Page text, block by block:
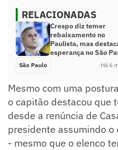
RELACIONADAS
Crespo diz temer
rebaixamento no
Paulista, mas
esperança no São
São Paulo Há 6
Mesmo com uma
o capitão destacou que
desde a renúncia de
presidente assumindo
- mesmo que o elenco